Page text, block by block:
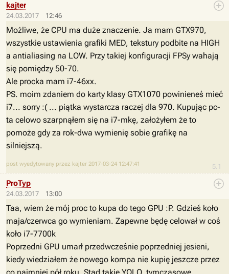
24.03.2017 12:46
5.1
kajter
Możliwe, że CPU ma duże znaczenie. Ja mam GTX970,
wszystkie ustawienia grafiki MED, tekstury podbite na HIGH
a antialiasing na LOW. Przy takiej konfiguracji FPSy wahają
się pomiędzy 50-70.
Ale procka mam i7-46xx.
PS. moim zdaniem do karty klasy GTX1070 powinieneś mieć
i7... sorry :( ... piątka wystarcza raczej dla 970. Kupując pc-
ta celowo szarpnąłem się na i7-mkę, założyłem że to
pomoże gdy za rok-dwa wymienię sobie grafikę na
silniejszą.
post wyedytowany przez kajter 2017-03-24 12:47:41
24.03.2017 13:00
ProTyp
Taa, wiem że mój proc to kupa do tego GPU :P. Gdzieś koło
maja/czerwca go wymieniam. Zapewne będę celował w coś
koło i7-7700k
Poprzedni GPU umarł przedwcześnie poprzedniej jesieni,
kiedy wiedziałem że nowego kompa nie kupię jeszcze przez